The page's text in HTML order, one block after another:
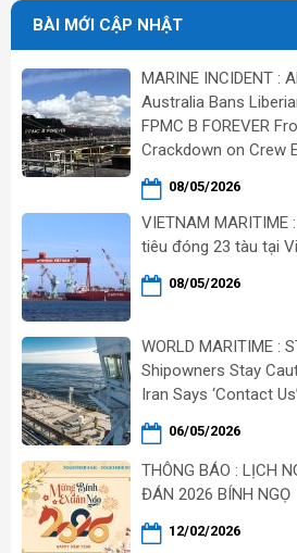
BÀI MỚI CẬP NHẬT
MARINE INCIDENT :
Australia Bans
FPMC B FOREVER
Crackdown on Crew
08/05/2026
VIETNAM MARITIME
tiêu đóng 23 tàu tại
08/05/2026
WORLD MARITIME :
Shipowners Stay
Iran Says ‘Contact Us’
06/05/2026
THÔNG BÁO : LỊCH
ĐÁN 2026 BÍNH NGỌ
12/02/2026